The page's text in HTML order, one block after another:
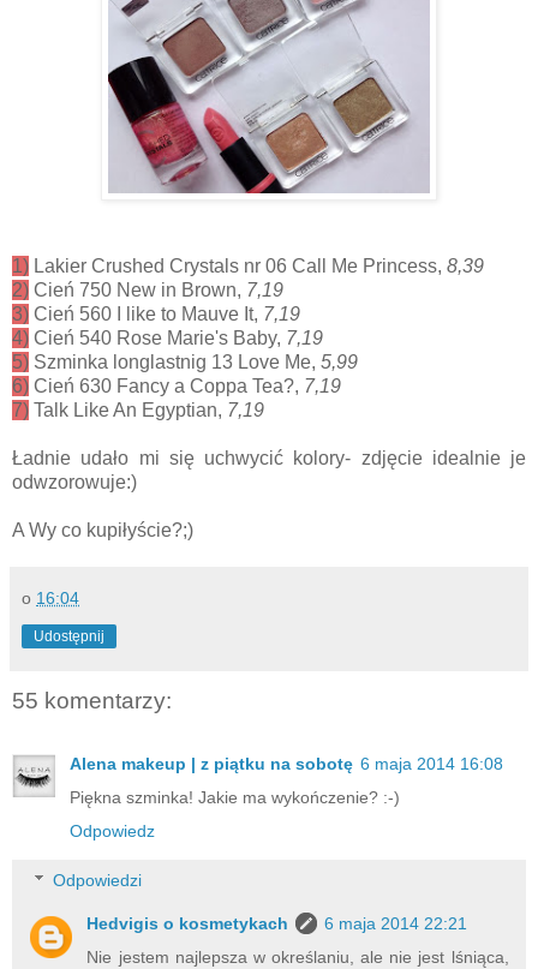
1) Lakier Crushed Crystals nr 06 Call Me Princess, 8,39
2) Cień 750 New in Brown, 7,19
3) Cień 560 I like to Mauve It, 7,19
4) Cień 540 Rose Marie's Baby, 7,19
5) Szminka longlastnig 13 Love Me, 5,99
6) Cień 630 Fancy a Coppa Tea?, 7,19
7) Talk Like An Egyptian, 7,19
Ładnie udało mi się uchwycić kolory- zdjęcie idealnie je
odwzorowuje:)
A Wy co kupiłyście?;)
o 16:04
Udostępnij
55 komentarzy:
Alena makeup | z piątku na sobotę 6 maja 2014 16:08
Piękna szminka! Jakie ma wykończenie? :-)
Odpowiedz
Odpowiedzi
Hedvigis o kosmetykach
6 maja 2014 22:21
Nie jestem najlepsza w określaniu, ale nie jest lśniąca,